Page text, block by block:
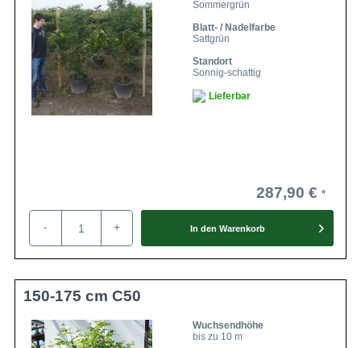
Sommergrün
Blatt- / Nadelfarbe
Sattgrün
Standort
Sonnig-schattig
Lieferbar
287,90 €
- + In den Warenkorb
150-175 cm C50
Wuchsendhöhe
bis zu 10 m